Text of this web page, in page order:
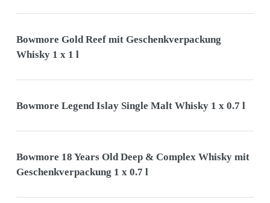
Bowmore Gold Reef mit Geschenkverpackung
Whisky 1 x 1 l
Bowmore Legend Islay Single Malt Whisky 1 x 0.7 l
Bowmore 18 Years Old Deep & Complex Whisky mit
Geschenkverpackung 1 x 0.7 l